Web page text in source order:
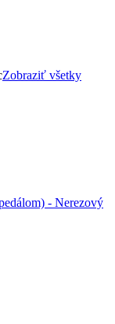
Zobraziť všetky